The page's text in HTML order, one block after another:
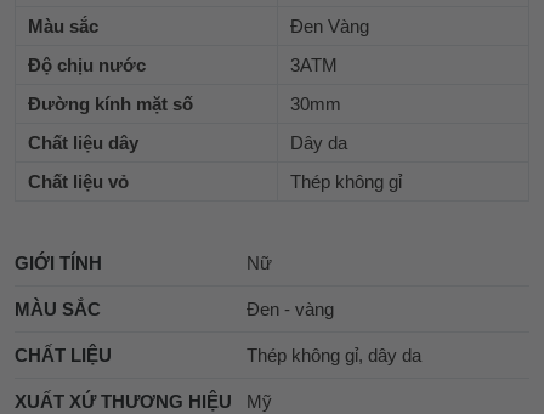
Màu sắc
Đen Vàng
Độ chịu nước
3ATM
Đường kính mặt số
30mm
Chất liệu dây
Dây da
Chất liệu vỏ
Thép không gỉ
GIỚI TÍNH Nữ
MÀU SẮC Đen - vàng
CHẤT LIỆU Thép không gỉ, dây da
XUẤT XỨ THƯƠNG HIỆU Mỹ